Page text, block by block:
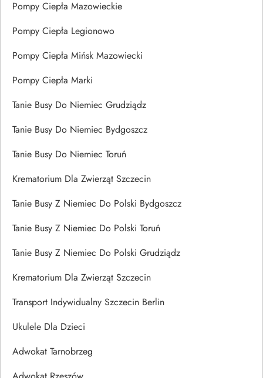
Pompy Ciepła Mazowieckie
Pompy Ciepła Legionowo
Pompy Ciepła Mińsk Mazowiecki
Pompy Ciepła Marki
Tanie Busy Do Niemiec Grudziądz
Tanie Busy Do Niemiec Bydgoszcz
Tanie Busy Do Niemiec Toruń
Krematorium Dla Zwierząt Szczecin
Tanie Busy Z Niemiec Do Polski Bydgoszcz
Tanie Busy Z Niemiec Do Polski Toruń
Tanie Busy Z Niemiec Do Polski Grudziądz
Krematorium Dla Zwierząt Szczecin
Transport Indywidualny Szczecin Berlin
Ukulele Dla Dzieci
Adwokat Tarnobrzeg